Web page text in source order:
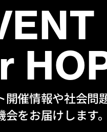
開催情報や社会問
をお届けします。